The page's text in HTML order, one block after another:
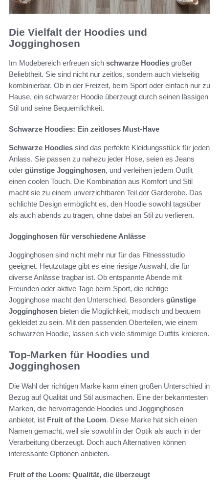
Die Vielfalt der Hoodies und
Jogginghosen
Im Modebereich erfreuen sich schwarze Hoodies großer
Beliebtheit. Sie sind nicht nur zeitlos, sondern auch vielseitig
kombinierbar. Ob in der Freizeit, beim Sport oder einfach nur zu
Hause, ein schwarzer Hoodie überzeugt durch seinen lässigen
Stil und seine Bequemlichkeit.
Schwarze Hoodies: Ein zeitloses Must-Have
Schwarze Hoodies sind das perfekte Kleidungsstück für jeden
Anlass. Sie passen zu nahezu jeder Hose, seien es Jeans
oder günstige Jogginghosen, und verleihen jedem Outfit
einen coolen Touch. Die Kombination aus Komfort und Stil
macht sie zu einem unverzichtbaren Teil der Garderobe. Das
schlichte Design ermöglicht es, den Hoodie sowohl tagsüber
als auch abends zu tragen, ohne dabei an Stil zu verlieren.
Jogginghosen für verschiedene Anlässe
Jogginghosen sind nicht mehr nur für das Fitnessstudio
geeignet. Heutzutage gibt es eine riesige Auswahl, die für
diverse Anlässe tragbar ist. Ob entspannte Abende mit
Freunden oder aktive Tage beim Sport, die richtige
Jogginghose macht den Unterschied. Besonders günstige
Jogginghosen bieten die Möglichkeit, modisch und bequem
gekleidet zu sein. Mit den passenden Oberteilen, wie einem
schwarzen Hoodie, lassen sich viele stimmige Outfits kreieren.
Top-Marken für Hoodies und
Jogginghosen
Die Wahl der richtigen Marke kann einen großen Unterschied in
Bezug auf Qualität und Stil ausmachen. Eine der bekanntesten
Marken, die hervorragende Hoodies und Jogginghosen
anbietet, ist Fruit of the Loom. Diese Marke hat sich einen
Namen gemacht, weil sie sowohl in der Optik als auch in der
Verarbeitung überzeugt. Doch auch Alternativen können
interessante Optionen anbieten.
Fruit of the Loom: Qualität, die überzeugt